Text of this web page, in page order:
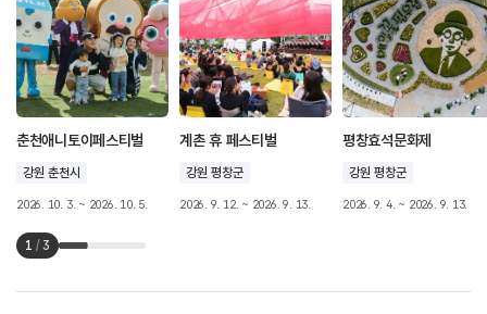
춘천애니토이페스티벌
강원 춘천시
2026. 10. 3. ~ 2026. 10. 5.
계촌 휴 페스티벌
강원 평창군
2026. 9. 12. ~ 2026. 9. 13.
평창효석문화제
강원 평창군
2026. 9. 4. ~ 2026. 9. 13.
1 / 3